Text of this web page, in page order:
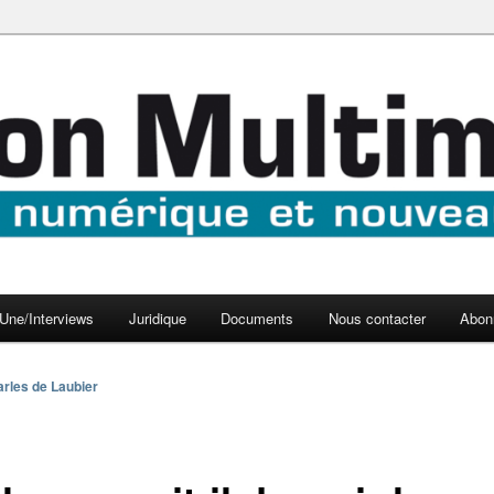
Une/Interviews Juridique Documents Nous contacter
de Laubier